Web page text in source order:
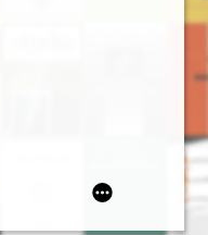
służb
Mariana Sołobodowskiego